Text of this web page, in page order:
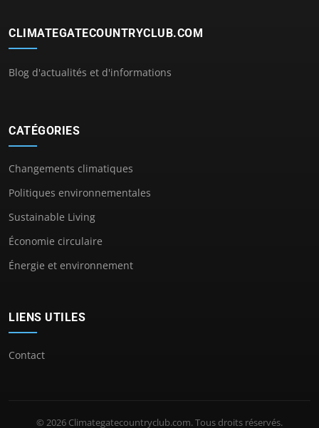
CLIMATEGATECOUNTRYCLUB.COM
Blog d'actualités et d'informations
CATÉGORIES
Changements climatiques
Politiques environnementales
Sustainable Living
Économie circulaire
Énergie et environnement
LIENS UTILES
Contact
© 2026 Climategatecountryclub.com. Tous droits réservés.